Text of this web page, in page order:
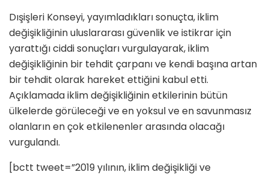
Dışişleri Konseyi, yayımladıkları sonuçta, iklim
değişikliğinin uluslararası güvenlik ve istikrar için
yarattığı ciddi sonuçları vurgulayarak, iklim
değişikliğinin bir tehdit çarpanı ve kendi başına artan
bir tehdit olarak hareket ettiğini kabul etti.
Açıklamada iklim değişikliğinin etkilerinin bütün
ülkelerde görüleceği ve en yoksul ve en savunmasız
olanların en çok etkilenenler arasında olacağı
vurgulandı.
[bctt tweet=”2019 yılının, iklim değişikliği ve